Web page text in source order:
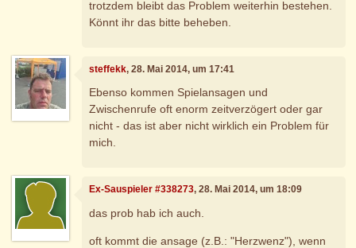
trotzdem bleibt das Problem weiterhin bestehen.
Könnt ihr das bitte beheben.
steffekk, 28. Mai 2014, um 17:41
Ebenso kommen Spielansagen und
Zwischenrufe oft enorm zeitverzögert oder gar
nicht - das ist aber nicht wirklich ein Problem für
mich.
Ex-Sauspieler #338273, 28. Mai 2014, um 18:09
das prob hab ich auch.
oft kommt die ansage (z.B.: "Herzwenz"), wenn